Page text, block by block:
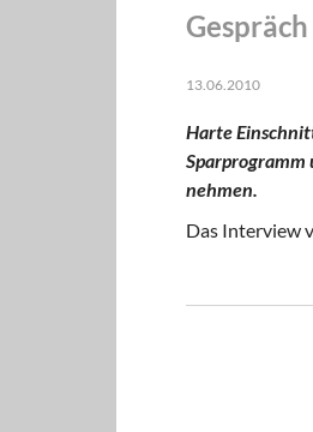
13.06.2010
Harte
nehmen.
Das Interview